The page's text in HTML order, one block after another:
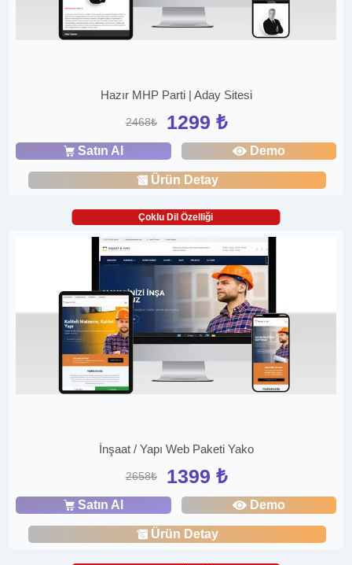
Hazır MHP Parti | Aday Sitesi
2468₺ 1299 ₺
Satın Al Demo
Ürün Detay
Çoklu Dil Özelliği
İnşaat / Yapı Web Paketi Yako
2658₺ 1399 ₺
Satın Al Demo
Ürün Detay